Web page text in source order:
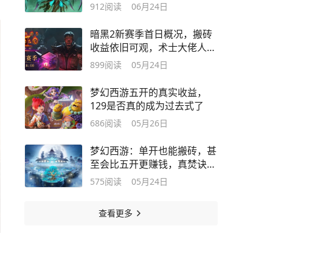
912阅读 06月24日
暗黑2新赛季首日概况，搬砖
收益依旧可观，术士大佬人气
不俗
899阅读 05月24日
梦幻西游五开的真实收益，
129是否真的成为过去式了
686阅读 05月26日
梦幻西游：单开也能搬砖，甚
至会比五开更赚钱，真焚诀第
二期
575阅读 05月24日
查看更多